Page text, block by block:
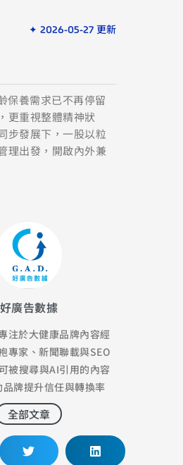
✦ 2026-05-27 更新
保養需求已不再停留
更重視整體精神狀
步發展下，一股以粒
理出發，開啟內外兼
好廣告數據
注於大健康品牌內容經
專家、新聞聯載與SEO
被搜尋與AI引用的內容
品牌提升信任與轉換率
全部文章